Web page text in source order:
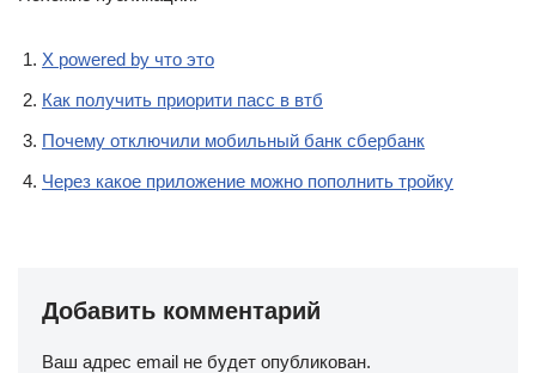
X powered by что это
Как получить приорити пасс в втб
Почему отключили мобильный банк сбербанк
Через какое приложение можно пополнить тройку
Добавить комментарий
Ваш адрес email не будет опубликован.